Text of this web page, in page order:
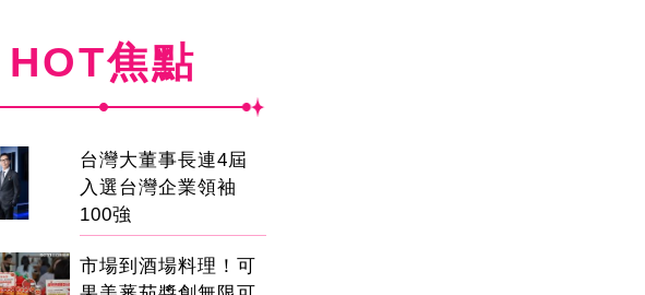
HOT焦點
台灣大董事長連4屆
入選台灣企業領袖
100強
市場到酒場料理！可